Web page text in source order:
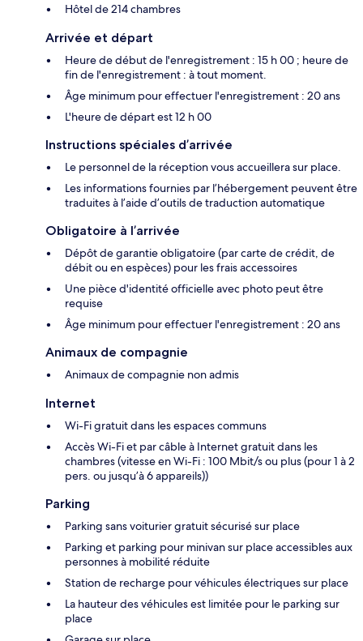
Hôtel de 214 chambres
Arrivée et départ
Heure de début de l'enregistrement : 15 h 00 ; heure de
fin de l'enregistrement : à tout moment.
Âge minimum pour effectuer l'enregistrement : 20 ans
L'heure de départ est 12 h 00
Instructions spéciales d’arrivée
Le personnel de la réception vous accueillera sur place.
Les informations fournies par l’hébergement peuvent être
traduites à l’aide d’outils de traduction automatique
Obligatoire à l’arrivée
Dépôt de garantie obligatoire (par carte de crédit, de
débit ou en espèces) pour les frais accessoires
Une pièce d'identité officielle avec photo peut être
requise
Âge minimum pour effectuer l'enregistrement : 20 ans
Animaux de compagnie
Animaux de compagnie non admis
Internet
Wi-Fi gratuit dans les espaces communs
Accès Wi-Fi et par câble à Internet gratuit dans les
chambres (vitesse en Wi-Fi : 100 Mbit/s ou plus (pour 1 à 2
pers. ou jusqu’à 6 appareils))
Parking
Parking sans voiturier gratuit sécurisé sur place
Parking et parking pour minivan sur place accessibles aux
personnes à mobilité réduite
Station de recharge pour véhicules électriques sur place
La hauteur des véhicules est limitée pour le parking sur
place